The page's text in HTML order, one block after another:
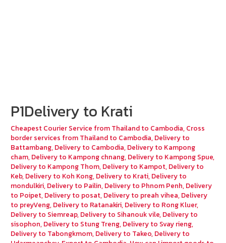
P1Delivery to Krati
Cheapest Courier Service from Thailand to Cambodia, Cross
border services from Thailand to Cambodia, Delivery to
Battambang, Delivery to Cambodia, Delivery to Kampong
cham, Delivery to Kampong chnang, Delivery to Kampong Spue,
Delivery to Kampong Thom, Delivery to Kampot, Delivery to
Keb, Delivery to Koh Kong, Delivery to Krati, Delivery to
mondulkiri, Delivery to Pailin, Delivery to Phnom Penh, Delivery
to Poipet, Delivery to posat, Delivery to preah vihea, Delivery
to preyVeng, Delivery to Ratanakiri, Delivery to Rong Kluer,
Delivery to Siemreap, Delivery to Sihanouk vile, Delivery to
sisophon, Delivery to Stung Treng, Delivery to Svay rieng,
Delivery to Tabongkmom, Delivery to Takeo, Delivery to